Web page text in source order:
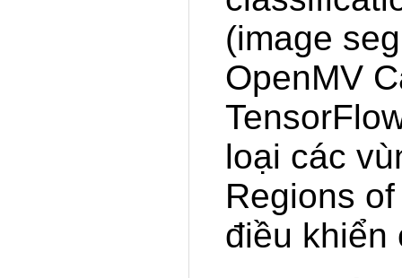
(image
OpenMV
loại các
Regions
điều khiển